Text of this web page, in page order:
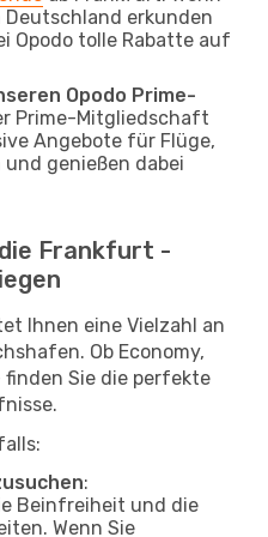
Deutschland erkunden
Opodo tolle Rabatte auf
Opodo Prime-
Prime-Mitgliedschaft
Angebote für Flüge,
genießen dabei
Frankfurt -
Ihnen eine Vielzahl an
Ob Economy,
finden Sie die perfekte
:
Beinfreiheit und die
Wenn Sie